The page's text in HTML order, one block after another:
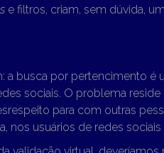
e filtros, criam, sem dúvida,
a busca por pertencimento é
sociais. O problema
para com outras
nos usuários de redes